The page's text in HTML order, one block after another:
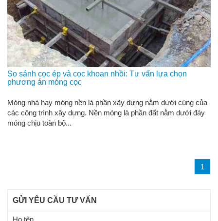
So sánh cọc ép và cọc khoan nhồi: Tư vấn lựa chọn
phương án móng cọc
Móng nhà hay móng nền là phần xây dựng nằm dưới cùng của
các công trình xây dựng. Nền móng là phần đất nằm dưới đáy
móng chịu toàn bộ...
1
GỬI YÊU CẦU TƯ VẤN
Họ tên